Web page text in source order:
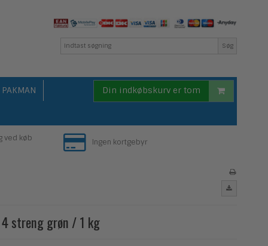
Søg
PAKMAN
Din indkøbskurv er tom
ved køb
Ingen kortgebyr
4 streng grøn / 1 kg